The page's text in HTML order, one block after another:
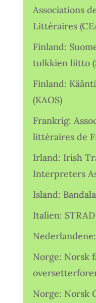
Associations
Littéraires
Finland:
tulkkien liitto
Finland:
(KAOS)
Frankrig:
littéraires de
Irland: Irish
Interpreters
Island:
Italien:
Norge:
Norge: Norsk